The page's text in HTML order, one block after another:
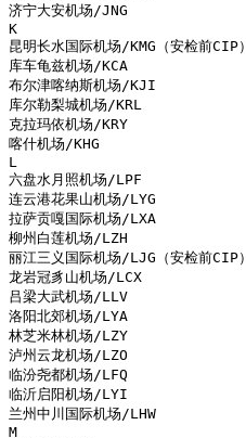
济宁大安机场/JNG
K
昆明长水国际机场/KMG（安检前CIP）
库车龟兹机场/KCA
布尔津喀纳斯机场/KJI
库尔勒梨城机场/KRL
克拉玛依机场/KRY
喀什机场/KHG
L
六盘水月照机场/LPF
连云港花果山机场/LYG
拉萨贡嘎国际机场/LXA
柳州白莲机场/LZH
丽江三义国际机场/LJG（安检前CIP）
龙岩冠豸山机场/LCX
吕梁大武机场/LLV
洛阳北郊机场/LYA
林芝米林机场/LZY
泸州云龙机场/LZO
临汾尧都机场/LFQ
临沂启阳机场/LYI
兰州中川国际机场/LHW
M